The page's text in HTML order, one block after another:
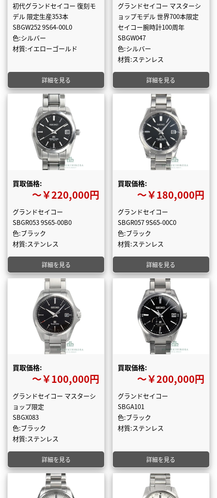
初代グランドセイコー 復刻モ
デル 限定生産353本
SBGW252 9S64-00L0
色:シルバー
材質:イエローゴールド
詳細を見る
グランドセイコー マスターシ
ョップモデル 世界700本限定
セイコー腕時計100周年
SBGW047
色:シルバー
材質:ステンレス
詳細を見る
買取価格:
〜￥220,000円
グランドセイコー
SBGR053 9S65-00B0
色:ブラック
材質:ステンレス
詳細を見る
買取価格:
〜￥180,000円
グランドセイコー
SBGR057 9S65-00C0
色:ブラック
材質:ステンレス
詳細を見る
買取価格:
〜￥100,000円
グランドセイコー マスターシ
ョップ限定
SBGX083
色:ブラック
材質:ステンレス
詳細を見る
買取価格:
〜￥200,000円
グランドセイコー
SBGA101
色:ブラック
材質:ステンレス
詳細を見る